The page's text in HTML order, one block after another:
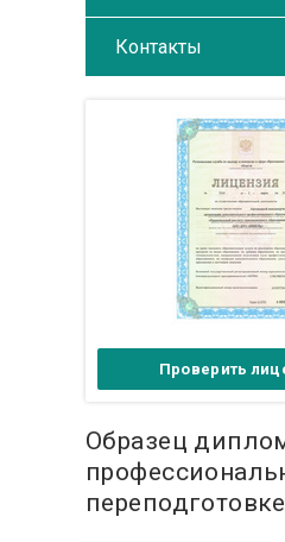
Контакты
Проверить
Образец
переподготовке